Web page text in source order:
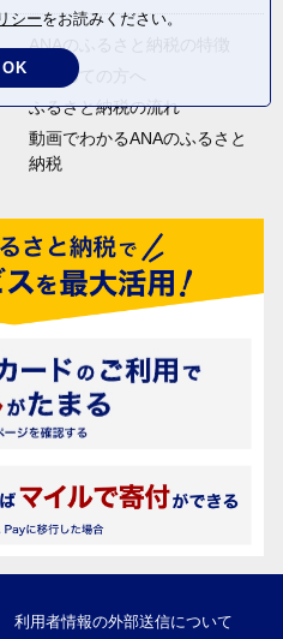
ANAのふるさと納税の特徴
はじめての方へ
ふるさと納税の流れ
動画でわかるANAのふるさと
納税
利用者情報の外部送信について
シーをお読みください。
OK